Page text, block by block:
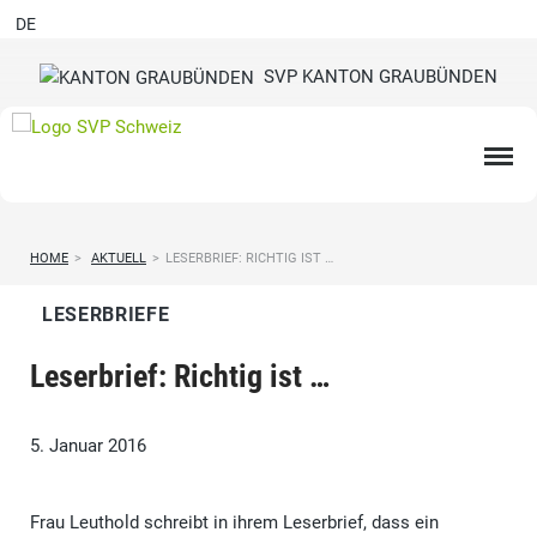
SVP KANTON GRAUBÜNDEN
DE
HOME > AKTUELL > LESERBRIEF: RICHTIG IST …
LESERBRIEFE
Leserbrief: Richtig ist …
5. Januar 2016
Frau Leuthold schreibt in ihrem Leserbrief, dass ein